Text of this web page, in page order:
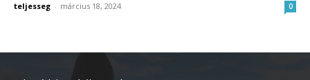
teljesseg - március 18, 2024 0